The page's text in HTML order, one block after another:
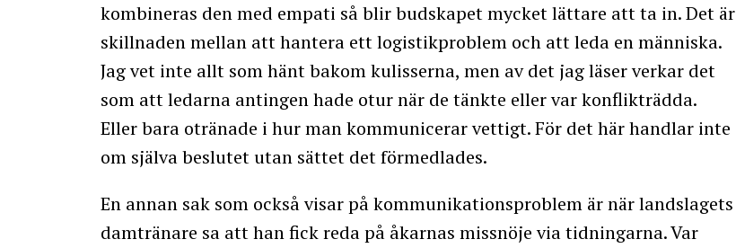
kombineras den med empati så blir budskapet mycket lättare att ta in. Det är
skillnaden mellan att hantera ett logistikproblem och att leda en människa.
Jag vet inte allt som hänt bakom kulisserna, men av det jag läser verkar det
som att ledarna antingen hade otur när de tänkte eller var konflikträdda.
Eller bara otränade i hur man kommunicerar vettigt. För det här handlar inte
om själva beslutet utan sättet det förmedlades.
En annan sak som också visar på kommunikationsproblem är när landslagets
damtränare sa att han fick reda på åkarnas missnöje via tidningarna. Var